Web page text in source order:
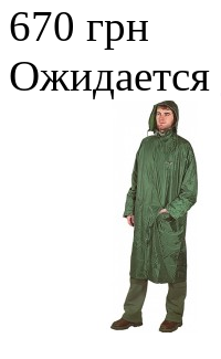
670 грн
Ожидается